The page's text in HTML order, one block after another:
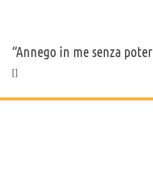
“Annego in me senza poter